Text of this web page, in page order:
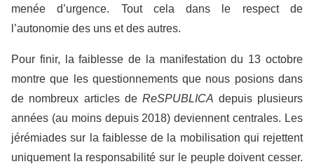
menée d’urgence. Tout cela dans le respect de
l’autonomie des uns et des autres.
Pour finir, la faiblesse de la manifestation du 13 octobre
montre que les questionnements que nous posions dans
de nombreux articles deReSPUBLICA depuis plusieurs
années (au moins depuis 2018) deviennent centrales. Les
jérémiades sur la faiblesse de la mobilisation qui rejettent
uniquement la responsabilité sur le peuple doivent cesser.